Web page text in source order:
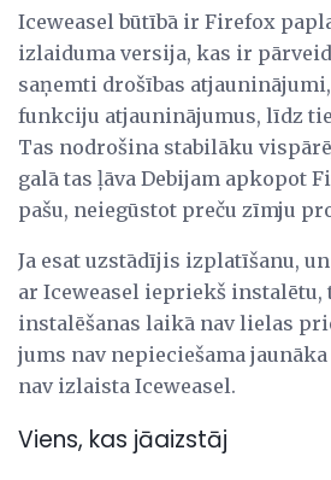
Iceweasel būtībā ir Firefox
izlaiduma versija, kas ir
saņemti drošības
funkciju atjauninājumus, līdz
Tas nodrošina stabilāku
galā tas ļāva Debijam apkopot
pašu, neiegūstot preču zīmju
Ja esat uzstādījis izplatīšanu,
ar Iceweasel iepriekš instalētu,
instalēšanas laikā nav lielas
jums nav nepieciešama
nav izlaista Iceweasel.
Viens, kas jāaizstāj